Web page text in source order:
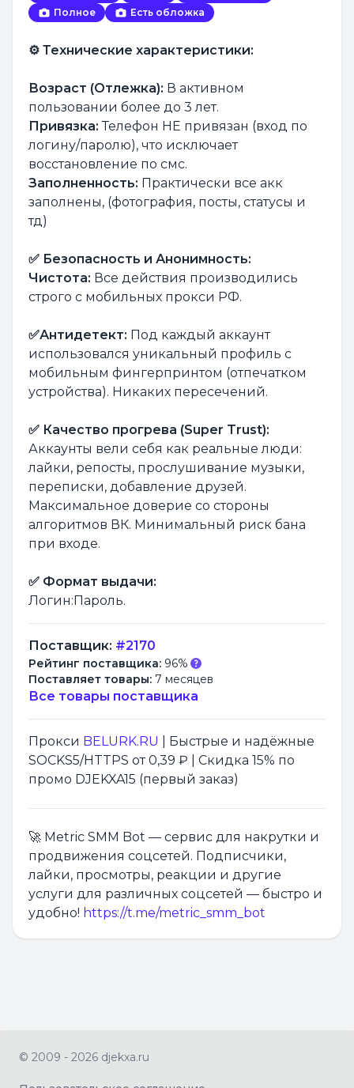
Полное
Есть обложка
⚙️ Технические характеристики:
Возраст (Отлежка): В активном
пользовании более до 3 лет.
Привязка: Телефон НЕ привязан (вход по
логину/паролю), что исключает
восстановление по смс.
Заполненность: Практически все акк
заполнены, (фотография, посты, статусы и
тд)
✅ Безопасность и Анонимность:
Чистота: Все действия производились
строго с мобильных прокси РФ.
✅Антидетект: Под каждый аккаунт
использовался уникальный профиль с
мобильным фингерпринтом (отпечатком
устройства). Никаких пересечений.
✅ Качество прогрева (Super Trust):
Аккаунты вели себя как реальные люди:
лайки, репосты, прослушивание музыки,
переписки, добавление друзей.
Максимальное доверие со стороны
алгоритмов ВК. Минимальный риск бана
при входе.
✅ Формат выдачи:
Логин:Пароль.
Поставщик: #2170
Рейтинг поставщика: 96%
Поставляет товары: 7 месяцев
Все товары поставщика
Прокси BELURK.RU
| Быстрые и надёжные
SOCKS5/HTTPS от 0,39 ₽ | Скидка 15% по
промо DJEKXA15 (первый заказ)
🚀 Metric SMM Bot — сервис для накрутки и
продвижения соцсетей. Подписчики,
лайки, просмотры, реакции и другие
услуги для различных соцсетей — быстро и
удобно! https://t.me/metric_smm_bot
© 2009 - 2026 djekxa.ru